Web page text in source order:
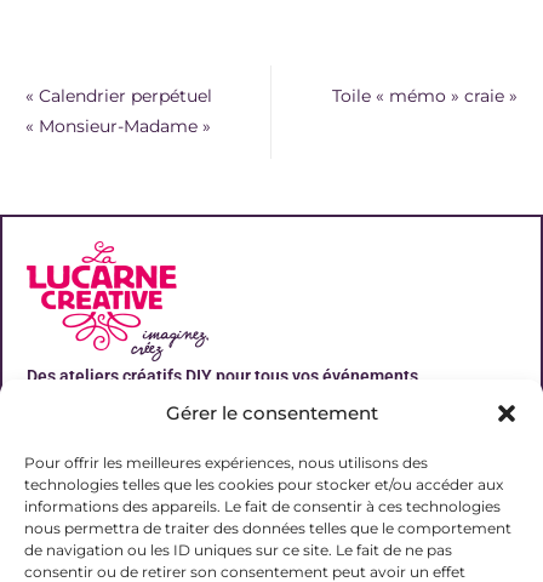
Gérer le consentement
Pour offrir les meilleures expériences, nous utilisons des
technologies telles que les cookies pour stocker et/ou accéder aux
informations des appareils. Le fait de consentir à ces technologies
nous permettra de traiter des données telles que le comportement
de navigation ou les ID uniques sur ce site. Le fait de ne pas
consentir ou de retirer son consentement peut avoir un effet
« Calendrier perpétuel
« Monsieur-Madame »
Toile « mémo » craie »
Des ateliers créatifs DIY pour tous vos événements
Liens utiles
Contact